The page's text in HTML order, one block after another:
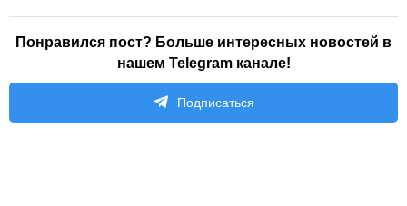
Понравился пост? Больше интересных новостей в
нашем Telegram канале!
Подписаться